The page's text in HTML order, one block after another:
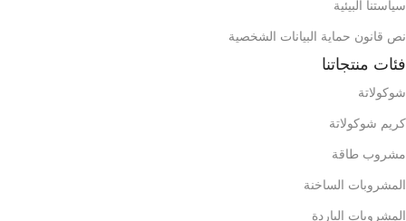
محتويات الصندوق (الحقيبة)
سياستنا البيئية
نص قانون حماية البيانات الشخصية
فئات منتجاتنا
شوكولاتة
كريم شوكولاتة
مشروب طاقة
المشروبات الساخنة
المشروبات الباردة